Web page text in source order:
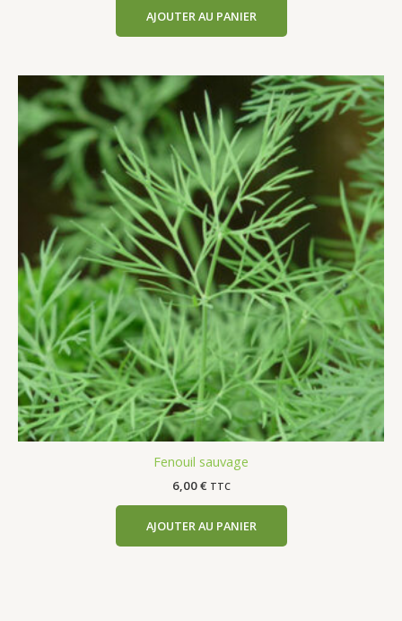
AJOUTER AU PANIER
Fenouil sauvage
6,00€ TTC
AJOUTER AU PANIER